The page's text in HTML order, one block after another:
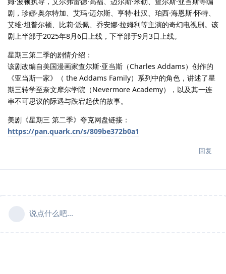
剧，珍娜·奥尔特加、艾玛·迈尔斯、亨特·杜汉、珀西·海恩斯·怀特、
艾维·坦普尔顿、比莉·派佩、乔安娜·拉姆利等主演的奇幻电视剧。该
剧上半部于2025年8月6日上线，下半部于9月3日上线。
星期三第二季的剧情介绍：
该剧改编自美国漫画家查尔斯·亚当斯（Charles Addams）创作的
《亚当斯一家》（ the Addams Family）系列中的角色，讲述了星
期三转学至奈文摩尔学院（Nevermore Academy），以及其一连
串不可思议的际遇与跌宕起伏的故事。
美剧《星期三 第二季》夸克网盘链接：
https://pan.quark.cn/s/809be372b0a1
回复
说点什么吧...